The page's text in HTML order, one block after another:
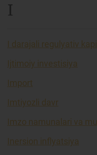
I
I darajali regulyativ
Ijtimoiy investisiya
Import
Imtiyozli davr
Imzo namunalari va
Inersion inflyatsiya